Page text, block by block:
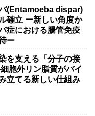
(Entamoeba dispar)
確立 ー新しい角度か
症における腸管免疫
ー
を支える「分子の接
胞外リン脂質がバイ
立てる新しい仕組み